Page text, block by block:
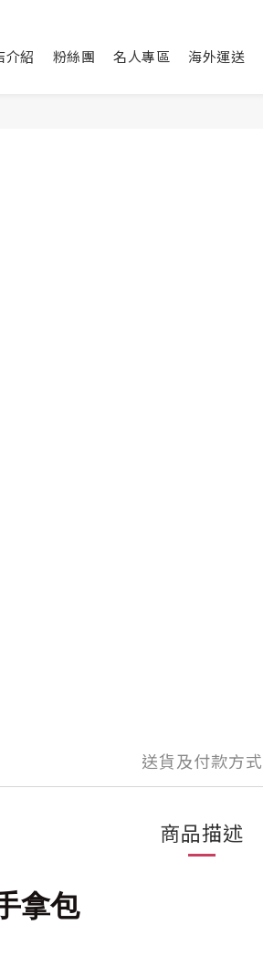
介紹 粉絲團 名人專區 海外運送
送貨及付款方式
商品描述
拿包